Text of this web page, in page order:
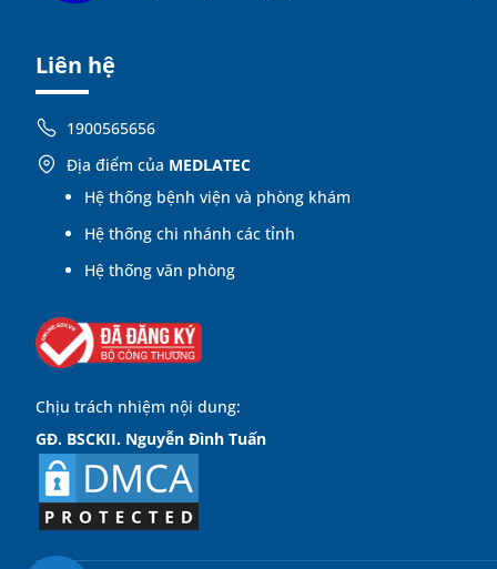
Liên hệ
1900565656
Địa điểm của MEDLATEC
Hệ thống bệnh viện và phòng khám
Hệ thống chi nhánh các tỉnh
Hệ thống văn phòng
Chịu trách nhiệm nội dung:
GĐ. BSCKII. Nguyễn Đình Tuấn